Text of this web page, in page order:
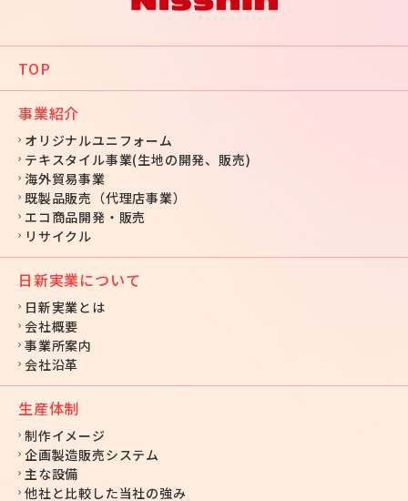
TOP
事業紹介
オリジナルユニフォーム
テキスタイル事業(生地の開発、販売)
海外貿易事業
既製品販売（代理店事業）
エコ商品開発・販売
リサイクル
日新実業について
日新実業とは
会社概要
事業所案内
会社沿革
生産体制
制作イメージ
企画製造販売システム
主な設備
他社と比較した当社の強み